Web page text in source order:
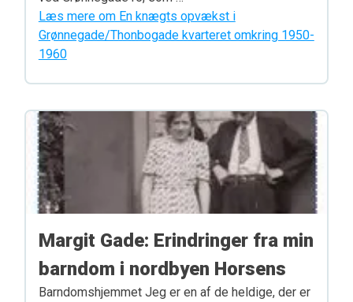
Læs mere om En knægts opvækst i
Grønnegade/Thonbogade kvarteret omkring 1950-
1960
Margit Gade: Erindringer fra min
barndom i nordbyen Horsens
Barndomshjemmet Jeg er en af de heldige, der er